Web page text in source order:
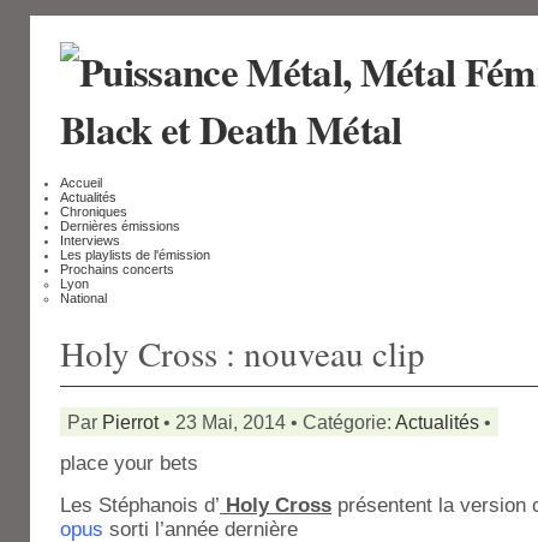
Accueil
Actualités
Chroniques
Dernières émissions
Interviews
Les playlists de l'émission
Prochains concerts
Lyon
National
Holy Cross : nouveau clip
Par Pierrot• 23 Mai, 2014 • Catégorie: Actualités •
place your bets
Les Stéphanois d’ Holy Cross présentent la
opus sorti l’année dernière